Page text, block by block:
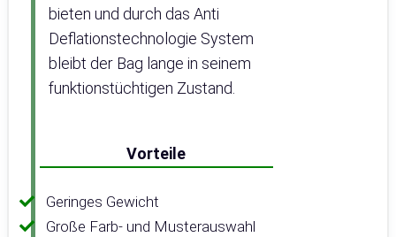
bieten und durch das Anti
Deflationstechnologie System
bleibt der Bag lange in seinem
funktionstüchtigen Zustand.
Vorteile
Geringes Gewicht
Große Farb- und Musterauswahl